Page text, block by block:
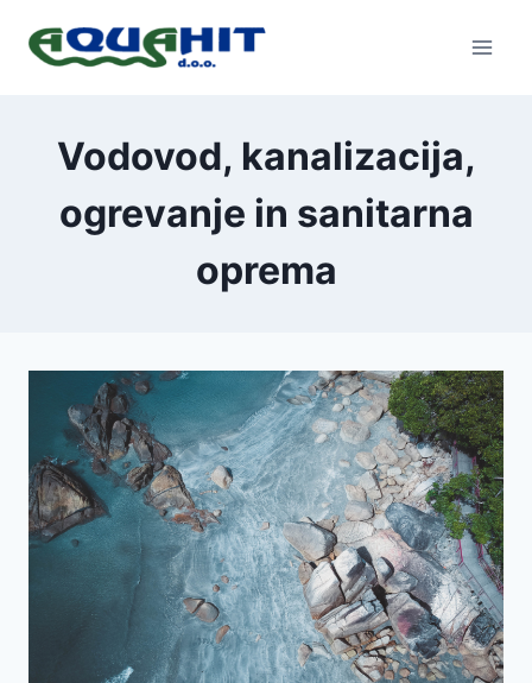
Vodovod, kanalizacija,
ogrevanje in sanitarna
oprema